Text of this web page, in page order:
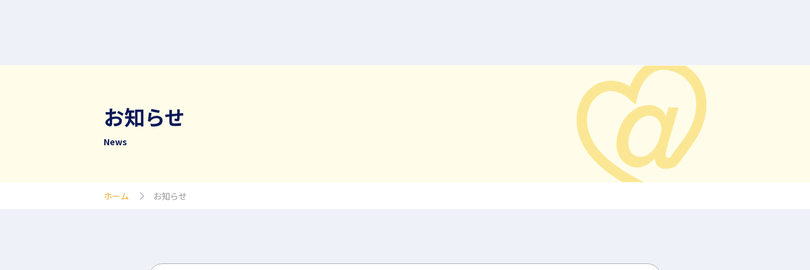
お知らせ
News
ホーム お知らせ